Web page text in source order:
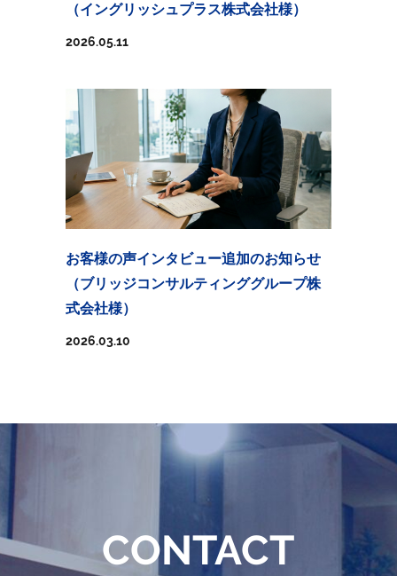
（イングリッシュプラス株式会社様）
2026.05.11
お客様の声インタビュー追加のお知らせ
（ブリッジコンサルティンググループ株
式会社様）
2026.03.10
CONTACT